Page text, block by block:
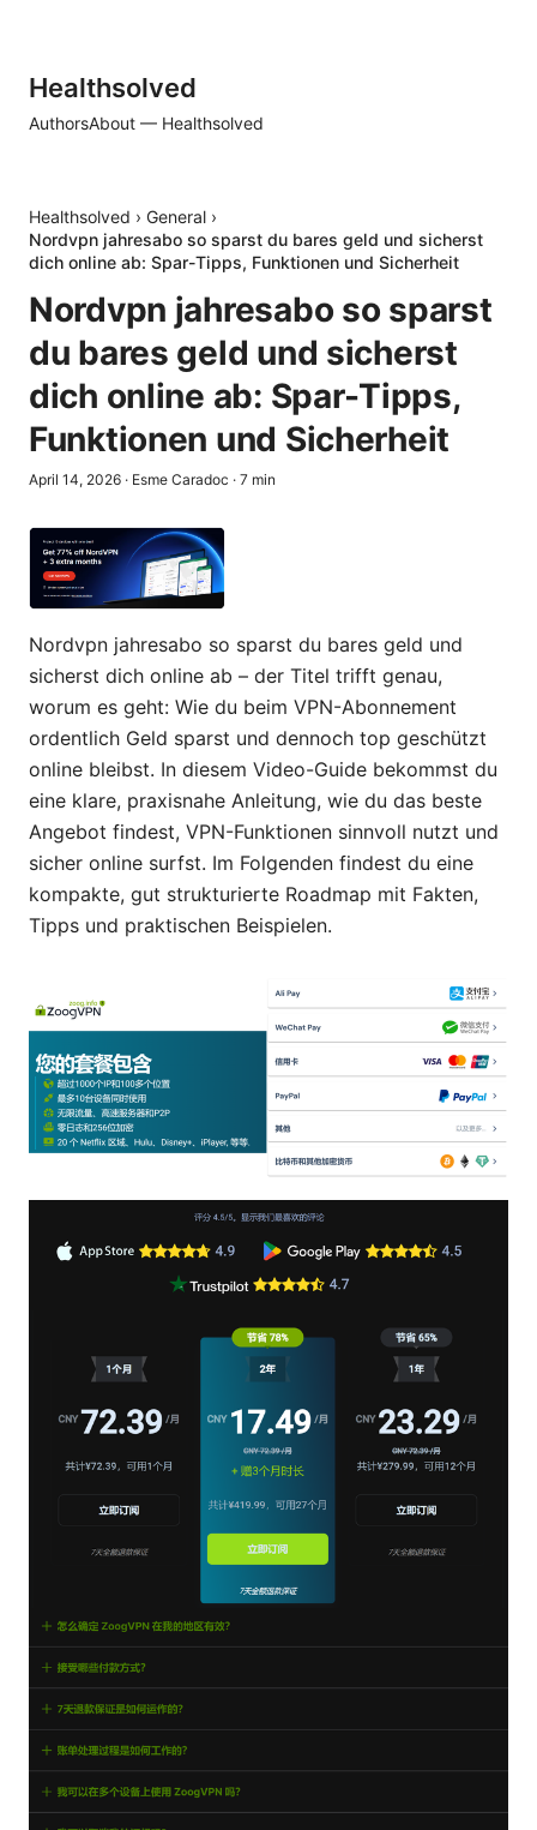
Healthsolved
AuthorsAbout — Healthsolved
Healthsolved › General ›
Nordvpn jahresabo so sparst du bares geld und sicherst
dich online ab: Spar-Tipps, Funktionen und Sicherheit
Nordvpn jahresabo so sparst
du bares geld und sicherst
dich online ab: Spar-Tipps,
Funktionen und Sicherheit
April 14, 2026 · Esme Caradoc · 7 min
Nordvpn jahresabo so sparst du bares geld und
sicherst dich online ab – der Titel trifft genau,
worum es geht: Wie du beim VPN-Abonnement
ordentlich Geld sparst und dennoch top geschützt
online bleibst. In diesem Video-Guide bekommst du
eine klare, praxisnahe Anleitung, wie du das beste
Angebot findest, VPN-Funktionen sinnvoll nutzt und
sicher online surfst. Im Folgenden findest du eine
kompakte, gut strukturierte Roadmap mit Fakten,
Tipps und praktischen Beispielen.